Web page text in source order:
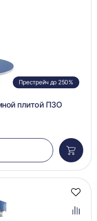
Престрейч до 250%
плитой ПЗО
в